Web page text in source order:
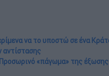
να το υποστώ σε ένα
αντίστασης
«πάγωμα» της έξωσης